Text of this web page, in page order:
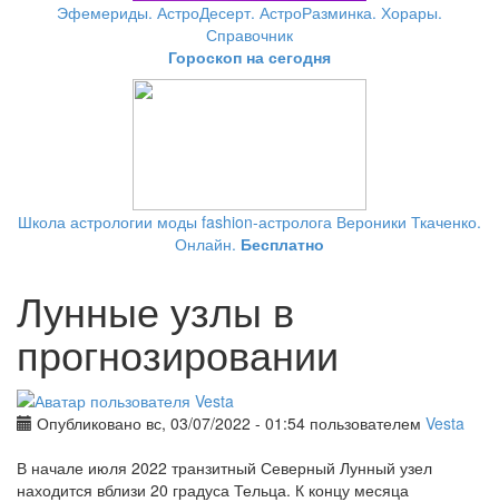
Эфемериды. АстроДесерт. АстроРазминка. Хорары.
Справочник
Гороскоп на сегодня
Школа астрологии моды fashion-астролога Вероники Ткаченко.
Онлайн. Бесплатно
Лунные узлы в
прогнозировании
Опубликовано вс, 03/07/2022 - 01:54 пользователем Vesta
В начале июля 2022 транзитный Северный Лунный узел
находится вблизи 20 градуса Тельца. К концу месяца